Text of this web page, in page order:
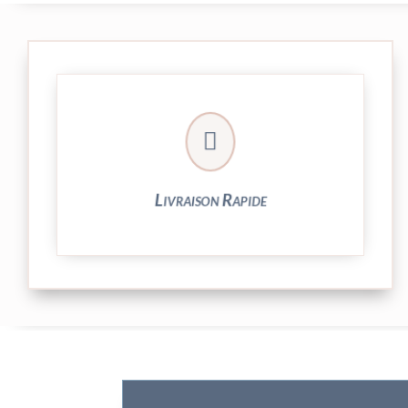

Livraison Rapide
Votre commande est expédiée sous 24/48h
et livrée par Colissimo.